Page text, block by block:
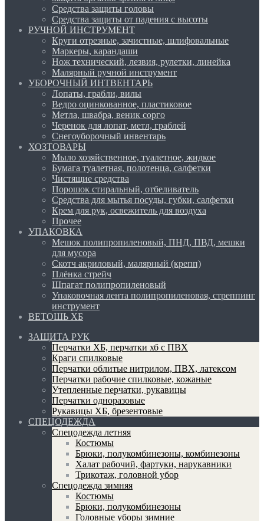
Средства защиты головы
Средства защиты от падения с высоты
РУЧНОЙ ИНСТРУМЕНТ
Круги отрезные, зачистные, шлифовальные
Маркеры, карандаши
Нож технический, лезвия, рулетки, линейка
Малярный ручной инструмент
УБОРОЧНЫЙ ИНТВЕНТАРЬ
Лопаты, грабли, вилы
Ведро оцинкованное, пластиковое
Метла, швабра, веник сорго
Черенок для лопат, метл, граблей
Снегоуборочный инвентарь
ХОЗТОВАРЫ
Мыло хозяйственное, туалетное, жидкое
Бумага туалетная, полотенца, салфетки
Чистящие средства
Порошок стиральный, отбеливатель
Средства для мытья посуды, губки, салфетки
Крем для рук, освежитель для воздуха
Прочее
УПАКОВКА
Мешок полипропиленовый, ПНД, ПВД, мешки
для мусора
Скотч акриловый, малярный (крепп)
Плёнка стрейч
Шпагат полипропиленовый
Упаковочная лента полипропиленовая, стреппинг
инструмент
ВЕТОШЬ ХБ
ЗАЩИТА РУК
Перчатки ХБ, перчатки хб с ПВХ
Краги спилковые
Перчатки облитые нитрилом, ПВХ, латексом
Перчатки рабочие спилковые, кожаные
Утепленные перчатки, рукавицы
Перчатки одноразовые
Рукавицы ХБ, брезентовые
СПЕЦОДЕЖДА
Спецодежда летняя
Костюмы
Брюки, полукомбинезоны, комбинезоны
Халат рабочий, фартуки, нарукавники
Трикотаж, головной убор
Спецодежда зимняя
Костюмы
Брюки, полукомбинезоны
Головные уборы зимние